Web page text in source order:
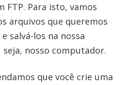
FTP. Para isto, vamos
arquivos que queremos
salvá-los na nossa
seja, nosso computador.
que você crie uma